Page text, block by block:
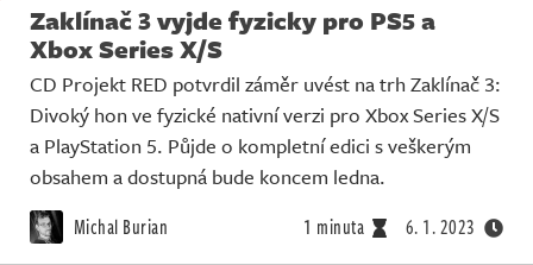
Databáze
Komunita
Redakce
Živě
Zaklínač 3 vyjde fyzicky pro PS5 a
Xbox Series X/S
CD Projekt RED potvrdil záměr uvést na trh Zaklínač 3:
Divoký hon ve fyzické nativní verzi pro Xbox Series X/S
a PlayStation 5. Půjde o kompletní edici s veškerým
obsahem a dostupná bude koncem ledna.
Michal Burian 1 minuta 6. 1. 2023